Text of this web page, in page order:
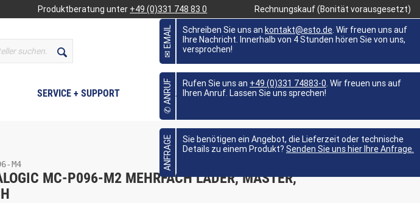
Produktberatung unter +49 (0)331 748 83 0 Rechnungskauf (Bonität vorausgesetzt)
FAVORITEN
SERVICE + SUPPORT BRANCHEN WISSEN
M4
MC-P096-M2 MEHRFACH LADER, MASTER,
✉ EMAIL Schreiben Sie uns an kontakt@esto.de . Wir freuen uns auf
Ihre Nachricht. Innerhalb von 4 Stunden hören Sie von uns,
versprochen!
✆ ANRUF Rufen Sie uns an +49 (0)331 74883-0 . Wir freuen uns auf
Ihren Anruf. Lassen Sie uns sprechen!
ANFRAGE
Sie benötigen ein Angebot, die Lieferzeit oder technische
Details zu einem Produkt? Senden Sie uns hier Ihre Anfrage.